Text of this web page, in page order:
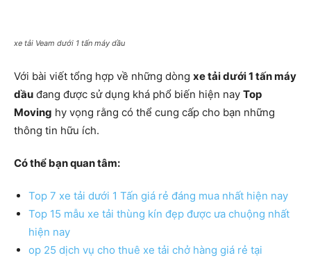
xe tải Veam dưới 1 tấn máy dầu
Với bài viết tổng hợp về những dòng xe tải dưới 1 tấn máy
dầu đang được sử dụng khá phổ biến hiện nay Top
Moving hy vọng rằng có thể cung cấp cho bạn những
thông tin hữu ích.
Có thể bạn quan tâm:
Top 7 xe tải dưới 1 Tấn giá rẻ đáng mua nhất hiện nay
Top 15 mẫu xe tải thùng kín đẹp được ưa chuộng nhất
hiện nay
op 25 dịch vụ cho thuê xe tải chở hàng giá rẻ tại